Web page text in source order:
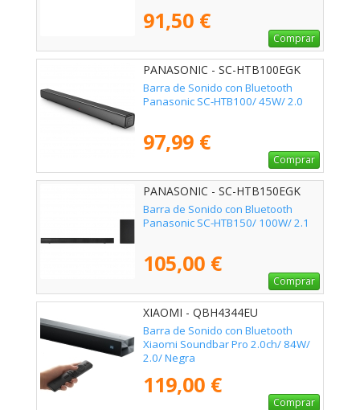
91,50 €
Comprar
PANASONIC - SC-HTB100EGK
Barra de Sonido con Bluetooth
Panasonic SC-HTB100/ 45W/ 2.0
97,99 €
Comprar
PANASONIC - SC-HTB150EGK
Barra de Sonido con Bluetooth
Panasonic SC-HTB150/ 100W/ 2.1
105,00 €
Comprar
XIAOMI - QBH4344EU
Barra de Sonido con Bluetooth
Xiaomi Soundbar Pro 2.0ch/ 84W/
2.0/ Negra
119,00 €
Comprar